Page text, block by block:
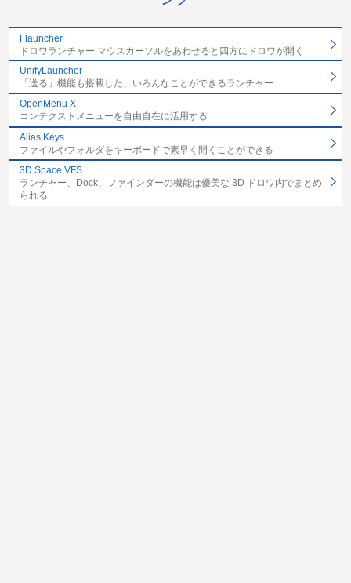
Flauncher
ドロワランチャー マウスカーソルをあわせると四方にドロワが開く
UnifyLauncher
「送る」機能も搭載した、いろんなことができるランチャー
OpenMenu X
コンテクストメニューを自由自在に活用する
Alias Keys
ファイルやフォルダをキーボードで素早く開くことができる
3D Space VFS
ランチャー、Dock、ファインダーの機能は優美な 3D ドロワ内でまとめ
られる